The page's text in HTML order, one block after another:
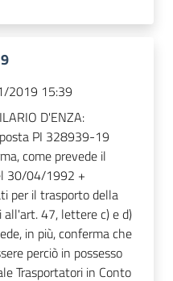
2019 15:39
D'ENZA:
PI 328939-19
come prevede il
30/04/1992 +
per il trasporto della
all'art. 47, lettere c) e d)
in più, conferma che
perciò in possesso
Trasportatori in Conto